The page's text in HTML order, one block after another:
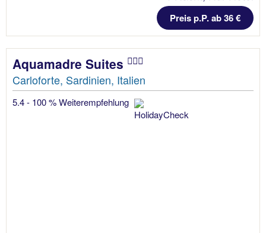
Preis p.P. ab 36 €
Aquamadre Suites
Carloforte, Sardinien, Italien
5.4 - 100 % Weiterempfehlung